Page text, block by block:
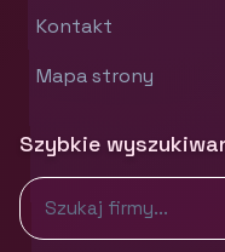
Kontakt
Mapa strony
Szybkie